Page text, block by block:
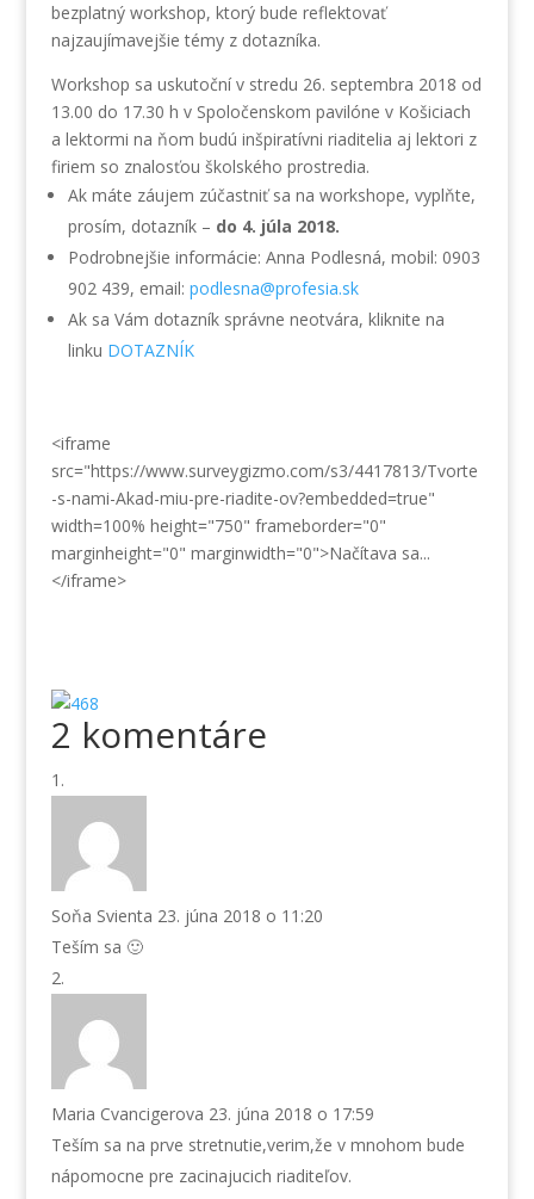
bezplatný workshop, ktorý bude reflektovať
najzaujímavejšie témy z dotazníka.
Workshop sa uskutoční v stredu 26. septembra 2018 od
13.00 do 17.30 h v Spoločenskom pavilóne v Košiciach
a lektormi na ňom budú inšpiratívni riaditelia aj lektori z
firiem so znalosťou školského prostredia.
Ak máte záujem zúčastniť sa na workshope, vyplňte,
prosím, dotazník – do 4. júla 2018.
Podrobnejšie informácie: Anna Podlesná, mobil: 0903
902 439, email: podlesna@profesia.sk
Ak sa Vám dotazník správne neotvára, kliknite na
linku DOTAZNÍK
<iframe
src="https://www.surveygizmo.com/s3/4417813/Tvorte
-s-nami-Akad-miu-pre-riadite-ov?embedded=true"
width=100% height="750" frameborder="0"
marginheight="0" marginwidth="0">Načítava sa...
</iframe>
2 komentáre
Soňa Svienta 23. júna 2018 o 11:20
Teším sa 🙂
Maria Cvancigerova 23. júna 2018 o 17:59
Teším sa na prve stretnutie,verim,že v mnohom bude
nápomocne pre zacinajucich riaditeľov.